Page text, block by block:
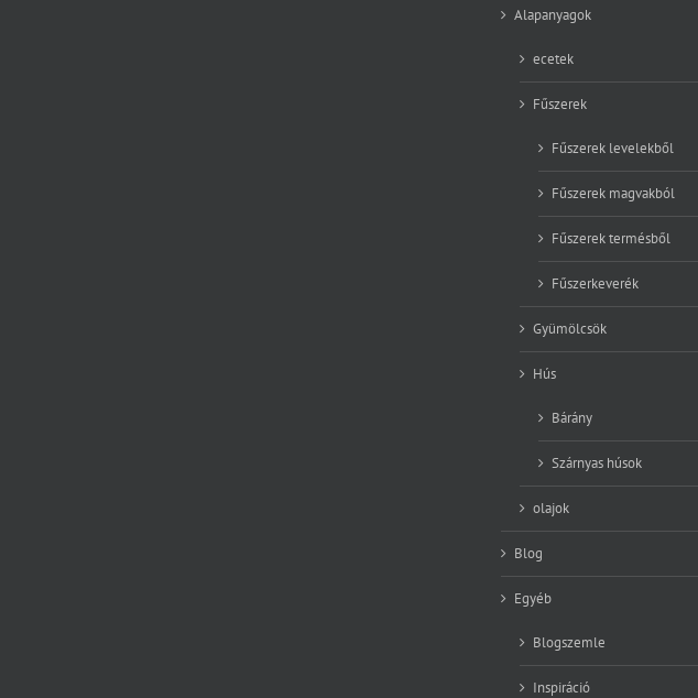
Alapanyagok
ecetek
Fűszerek
Fűszerek levelekből
Fűszerek magvakból
Fűszerek termésből
Fűszerkeverék
Gyümölcsök
Hús
Bárány
Szárnyas húsok
olajok
Blog
Egyéb
Blogszemle
Inspiráció